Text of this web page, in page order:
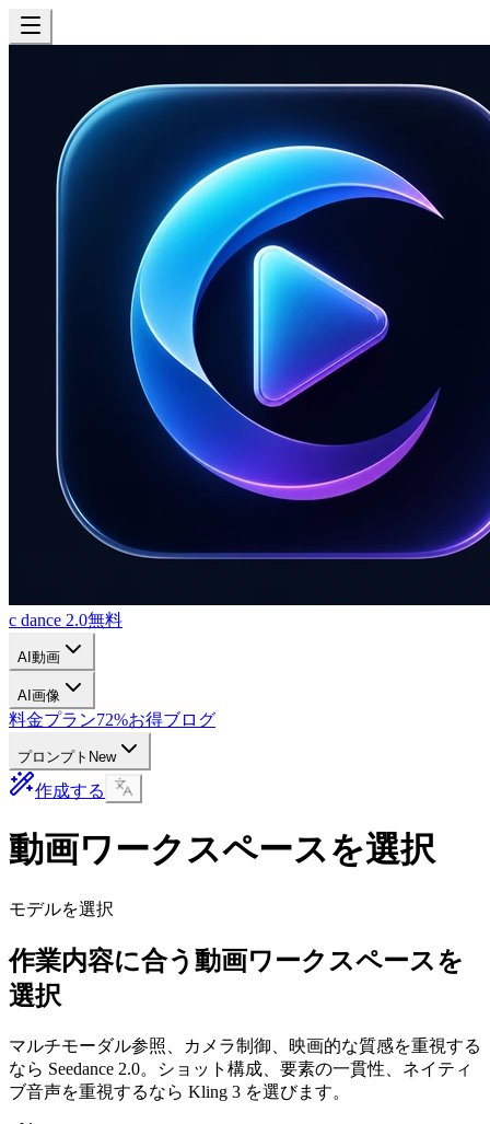
c dance 2.0無料
AI動画
AI画像
料金プラン72%お得ブログ
プロンプト New
作成する
動画ワークスペースを選択
モデルを選択
作業内容に合う動画ワークスペースを
選択
マルチモーダル参照、カメラ制御、映画的な質感を重視する
なら Seedance 2.0。ショット構成、要素の一貫性、ネイティ
ブ音声を重視するなら Kling 3 を選びます。